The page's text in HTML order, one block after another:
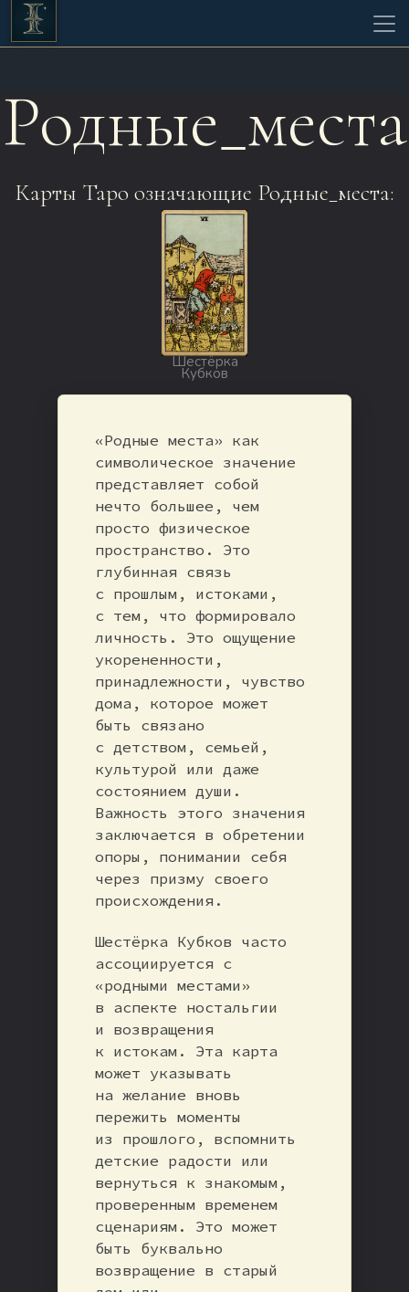
Родные_места
Карты Таро означающие Родные_места:
Шестёрка
Кубков
«Родные места» как
символическое значение
представляет собой
нечто большее, чем
просто физическое
пространство. Это
глубинная связь
с прошлым, истоками,
с тем, что формировало
личность. Это ощущение
укорененности,
принадлежности, чувство
дома, которое может
быть связано
с детством, семьей,
культурой или даже
состоянием души.
Важность этого значения
заключается в обретении
опоры, понимании себя
через призму своего
происхождения.
Шестёрка Кубков часто
ассоциируется с
«родными местами»
в аспекте ностальгии
и возвращения
к истокам. Эта карта
может указывать
на желание вновь
пережить моменты
из прошлого, вспомнить
детские радости или
вернуться к знакомым,
проверенным временем
сценариям. Это может
быть буквально
возвращение в старый